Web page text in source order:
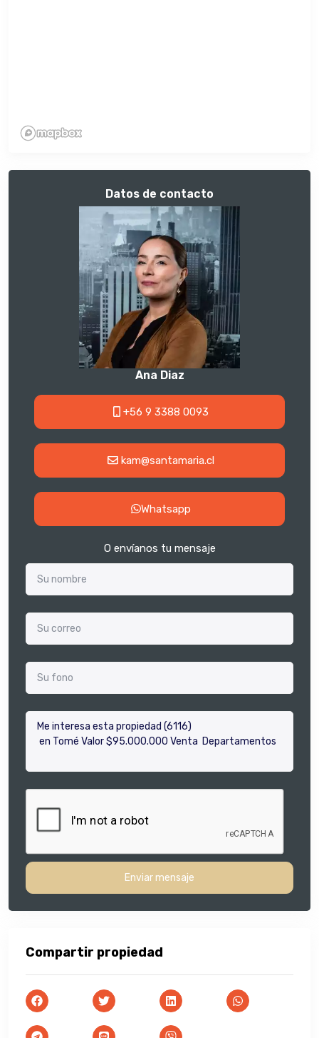
Datos de contacto
Ana Diaz
+56 9 3388 0093
kam@santamaria.cl
Whatsapp
O envíanos tu mensaje
Enviar mensaje
Compartir propiedad